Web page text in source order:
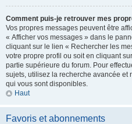
Comment puis-je retrouver mes
Vos propres messages peuvent être
« Afficher vos messages » dans le
cliquant sur le lien « Rechercher les
votre propre profil ou soit en cliquant
partie supérieure du forum. Pour
sujets, utilisez la recherche avancée
qui vous sont disponibles.
Haut
Favoris et abonnements